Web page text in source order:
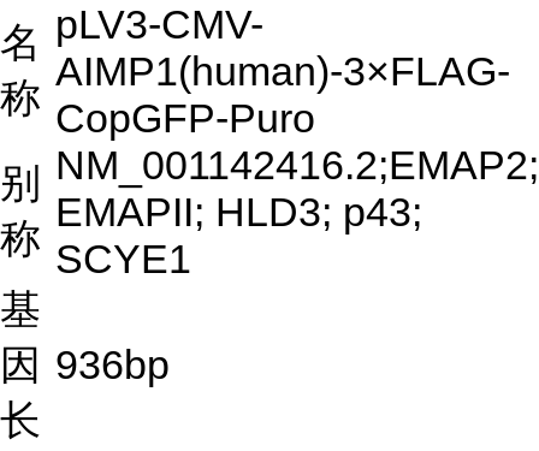
名
称
pLV3-CMV-
AIMP1(human)-3×FLAG-
CopGFP-Puro
别
称
NM_001142416.2;EMAP2;
EMAPII; HLD3; p43;
SCYE1
基
因
长
936bp